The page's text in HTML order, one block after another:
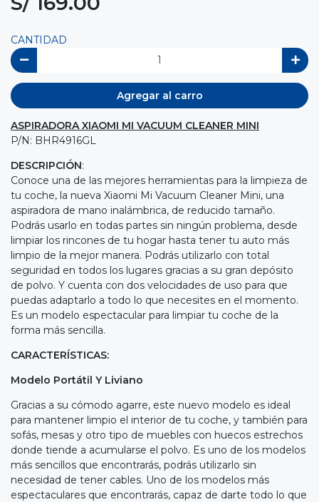
CANTIDAD
Agregar al carro
ASPIRADORA XIAOMI MI VACUUM CLEANER MINI
P/N: BHR4916GL
DESCRIPCIÓN:
Conoce una de las mejores herramientas para la limpieza de
tu coche, la nueva Xiaomi Mi Vacuum Cleaner Mini, una
aspiradora de mano inalámbrica, de reducido tamaño.
Podrás usarlo en todas partes sin ningún problema, desde
limpiar los rincones de tu hogar hasta tener tu auto más
limpio de la mejor manera. Podrás utilizarlo con total
seguridad en todos los lugares gracias a su gran depósito
de polvo. Y cuenta con dos velocidades de uso para que
puedas adaptarlo a todo lo que necesites en el momento.
Es un modelo espectacular para limpiar tu coche de la
forma más sencilla.
CARACTERÍSTICAS:
Modelo Portátil Y Liviano
Gracias a su cómodo agarre, este nuevo modelo es ideal
para mantener limpio el interior de tu coche, y también para
sofás, mesas y otro tipo de muebles con huecos estrechos
donde tiende a acumularse el polvo. Es uno de los modelos
más sencillos que encontrarás, podrás utilizarlo sin
necesidad de tener cables. Uno de los modelos más
espectaculares que encontrarás, capaz de darte todo lo que